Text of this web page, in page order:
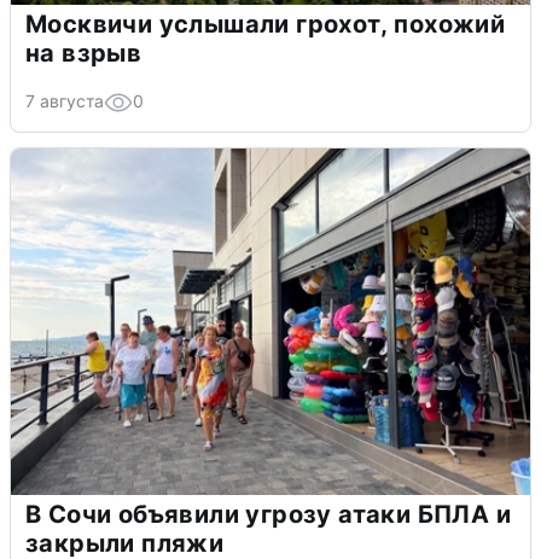
Москвичи услышали грохот, похожий
на взрыв
7 августа 0
В Сочи объявили угрозу атаки БПЛА и
закрыли пляжи